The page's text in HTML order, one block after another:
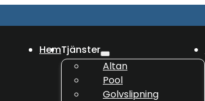
HemTjänster
Altan
Pool
Golvslipning